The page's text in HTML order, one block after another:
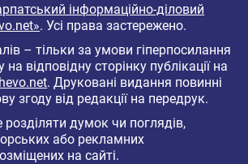
інформаційно-діловий
. Усі права застережено.
– тільки за умови гіперпосилання
відповідну сторінку публікації на
. Друковані видання повинні
згоду від редакції на передрук.
думок чи поглядів,
або рекламних
на сайті.